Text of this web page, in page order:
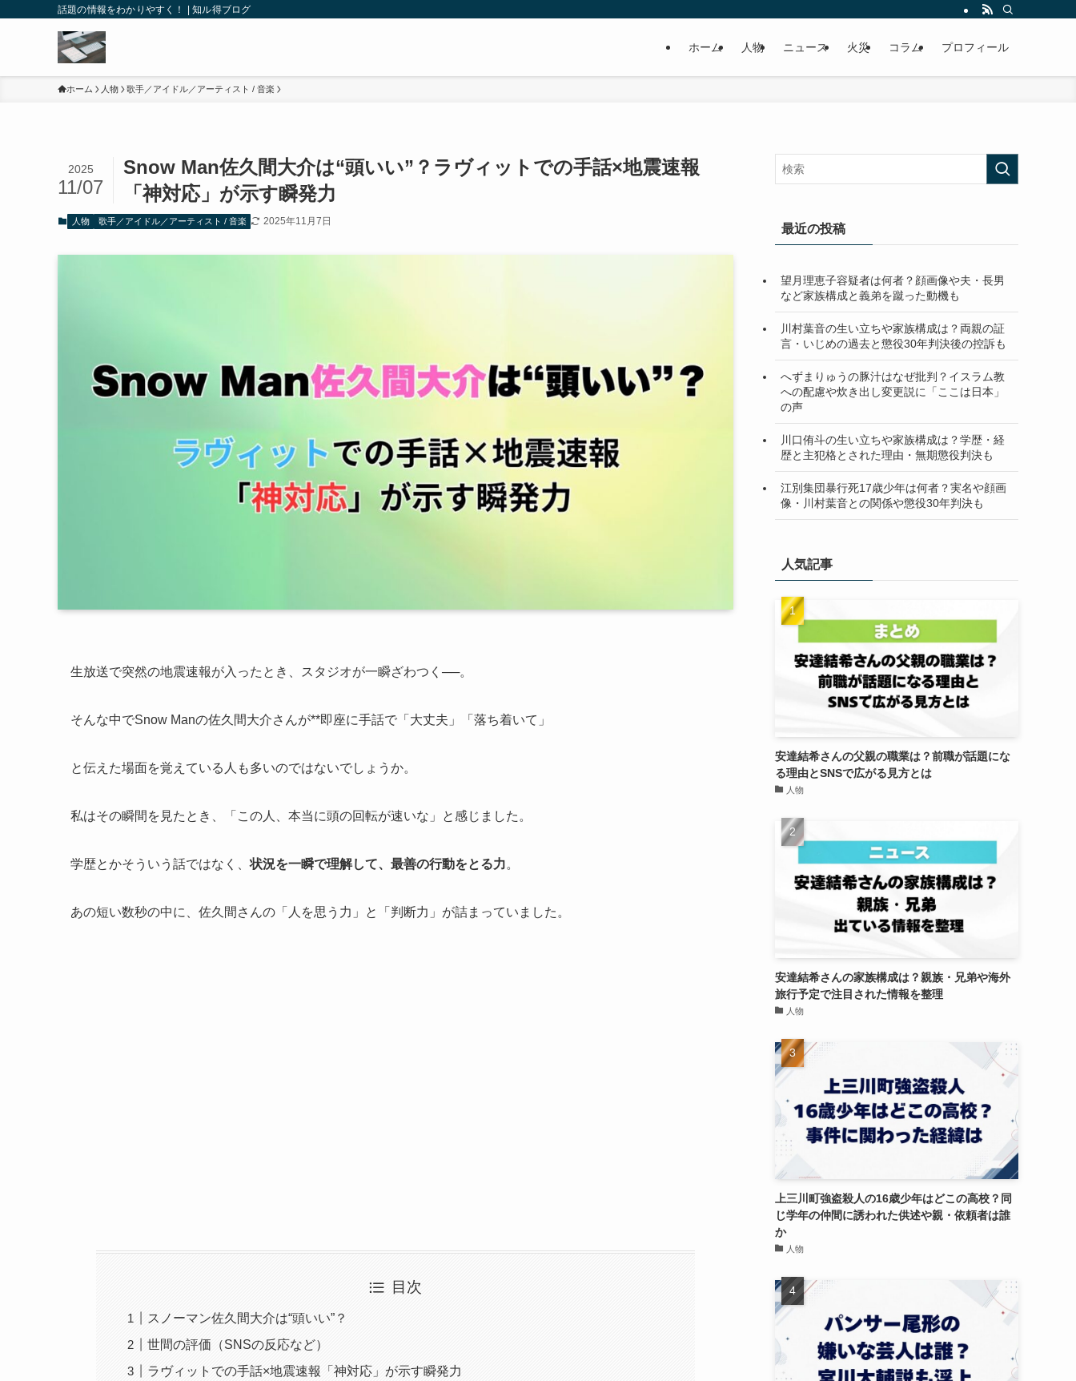
話題の情報をわかりやすく！ | 知ル得ブログ
ホーム 人物 ニュース 火災 コラム プロフィール
ホーム 人物 歌手／アイドル／アーティスト / 音楽
Snow Man佐久間大介は“頭いい”？ラヴィットでの手話×地震速報
「神対応」が示す瞬発力
2025
11/07
人物 歌手／アイドル／アーティスト / 音楽 2025年11月7日
生放送で突然の地震速報が入ったとき、スタジオが一瞬ざわつく──。
そんな中でSnow Manの佐久間大介さんが**即座に手話で「大丈夫」「落ち着いて」
と伝えた場面を覚えている人も多いのではないでしょうか。
私はその瞬間を見たとき、「この人、本当に頭の回転が速いな」と感じました。
学歴とかそういう話ではなく、状況を一瞬で理解して、最善の行動をとる力。
あの短い数秒の中に、佐久間さんの「人を思う力」と「判断力」が詰まっていました。
目次
スノーマン佐久間大介は“頭いい”？
世間の評価（SNSの反応など）
ラヴィットでの手話×地震速報「神対応」が示す瞬発力
最近の投稿
望月理恵子容疑者は何者？顔画像や夫・長男
など家族構成と義弟を蹴った動機も
川村葉音の生い立ちや家族構成は？両親の証
言・いじめの過去と懲役30年判決後の控訴も
へずまりゅうの豚汁はなぜ批判？イスラム教
への配慮や炊き出し変更説に「ここは日本」
の声
川口侑斗の生い立ちや家族構成は？学歴・経
歴と主犯格とされた理由・無期懲役判決も
江別集団暴行死17歳少年は何者？実名や顔画
像・川村葉音との関係や懲役30年判決も
人気記事
安達結希さんの父親の職業は？前職が話題にな
る理由とSNSで広がる見方とは
人物
安達結希さんの家族構成は？親族・兄弟や海外
旅行予定で注目された情報を整理
人物
上三川町強盗殺人の16歳少年はどこの高校？同
じ学年の仲間に誘われた供述や親・依頼者は誰
か
人物